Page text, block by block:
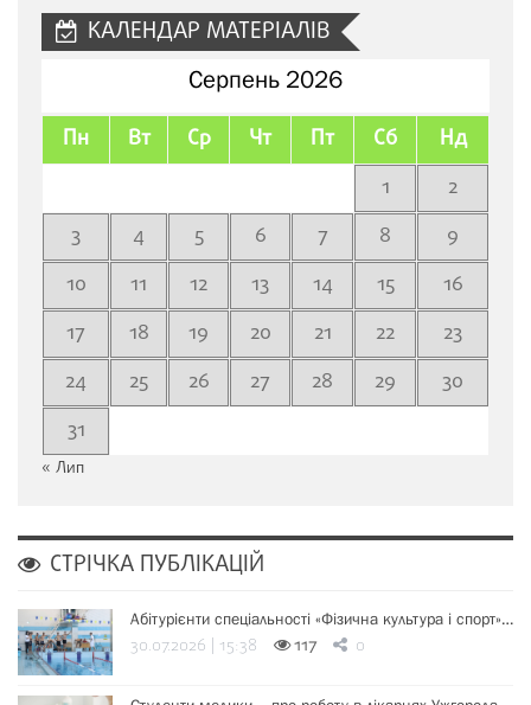
КАЛЕНДАР МАТЕРІАЛІВ
Серпень 2026
Пн Вт Ср Чт Пт Сб Нд
1
2
3
4 5 6 7 8
9
10
11 12 13 14 15
16
17
18 19 20 21 22
23
24
25 26 27 28 29
30
31
« Лип
СТРІЧКА ПУБЛІКАЦІЙ
Абітурієнти спеціальності «Фізична культура і спорт»…
30.07.2026 | 15:38 117 0